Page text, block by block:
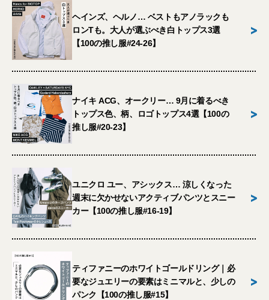
ヘインズ、ヘルノ… ベストもアノラックも
ロンTも。大人が選ぶべき白トップス3選
【100の推し服#24-26】
>
ナイキ ACG、オークリー… 9月に着るべき
トップス色、柄、ロゴトップス4選【100の
推し服#20-23】
>
ユニクロ ユー、アシックス… 涼しくなった
週末に欠かせないアクティブパンツとスニー
カー【100の推し服#16-19】
>
ティファニーのホワイトゴールドリング｜必
要なジュエリーの要素はミニマルと、少しの
パンク【100の推し服#15】
>